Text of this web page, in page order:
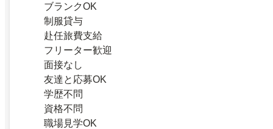
ブランクOK
制服貸与
赴任旅費支給
フリーター歓迎
面接なし
友達と応募OK
学歴不問
資格不問
職場見学OK